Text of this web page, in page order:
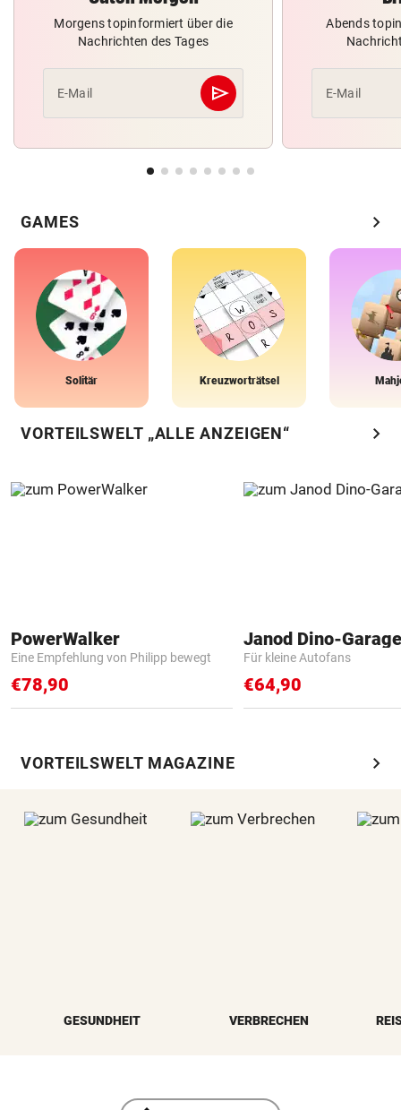
Morgens topinformiert über die
Nachrichten des Tages
E-Mail send
Abschicken
Abends
E-Mail
GAMES chevron_right
Solitär Kreuzworträtsel
VORTEILSWELT „ALLE ANZEIGEN“ chevron_right
PowerWalker
Eine Empfehlung von Philipp bewegt
€78,90
Janod Dino-Garage
Für kleine Autofans
€64,90
VORTEILSWELT MAGAZINE chevron_right
GESUNDHEIT VERBRECHEN